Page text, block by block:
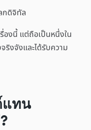
กดิจิทัล
องนี้ แต่ถือเป็นหนึ่งใน
งจังและได้รับความ
แทน